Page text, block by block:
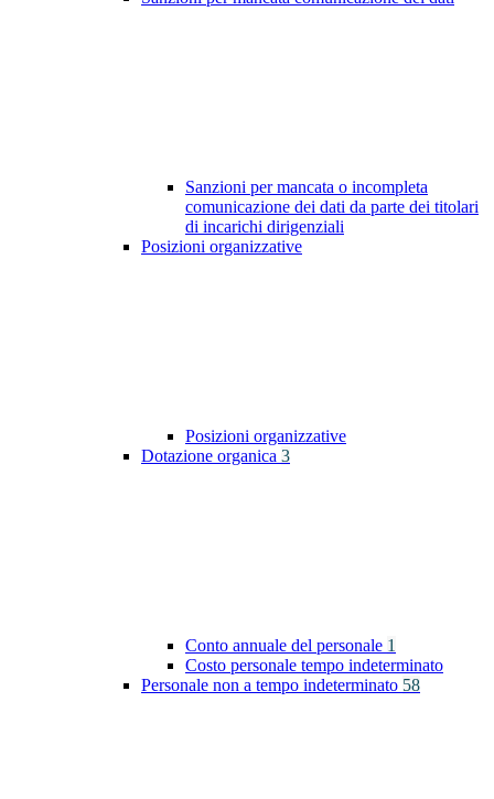
Sanzioni per mancata o incompleta
comunicazione dei dati da parte dei titolari
di incarichi dirigenziali
Posizioni organizzative
Posizioni organizzative
Dotazione organica 3
Conto annuale del personale 1
Costo personale tempo indeterminato
Personale non a tempo indeterminato 58